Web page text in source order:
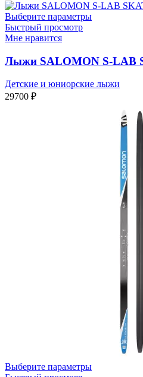
Выберите параметры
Быстрый просмотр
Мне нравится
Лыжи SALOMON S-LAB
Детские и юниорские лыжи
29700 ₽
Выберите параметры